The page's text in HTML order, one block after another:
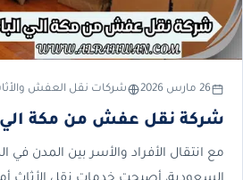
26 مارس 2026 شركات نقل العفش
شركة نقل عفش من مكة الي
مع انتقال الأفراد والأسر بين المدن في